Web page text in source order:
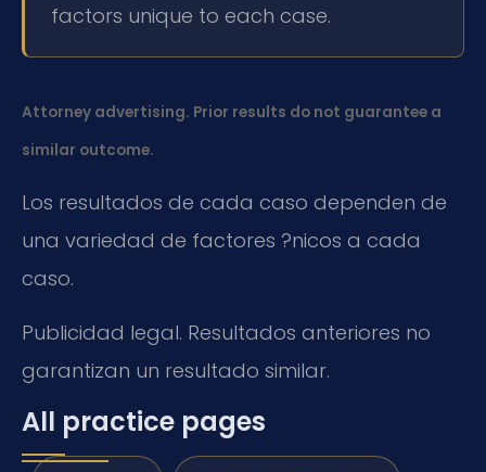
factors unique to each case.
Attorney advertising. Prior results do not guarantee a
similar outcome.
Los resultados de cada caso dependen de
una variedad de factores ?nicos a cada
caso.
Publicidad legal. Resultados anteriores no
garantizan un resultado similar.
All practice pages